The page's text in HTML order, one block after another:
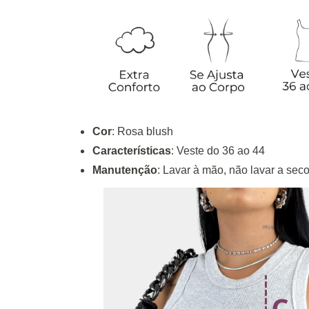
Cor: Rosa blush
Características: Veste do 36 ao 44
Manutenção: Lavar à mão, não lavar a